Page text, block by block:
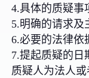
4.具体的质疑事
5.明确的请求及
6.必要的法律依
7.提起质疑的日
质疑人为法人